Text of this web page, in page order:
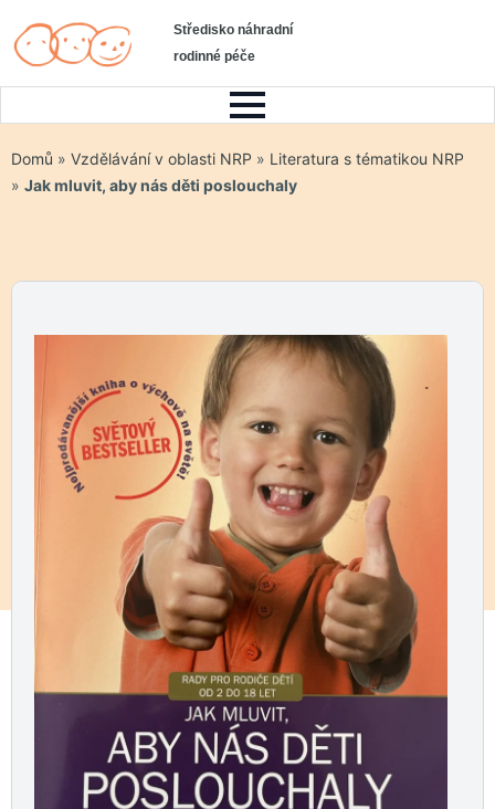
Středisko náhradní
rodinné péče
Domů » Vzdělávání v oblasti NRP » Literatura s tématikou NRP
» Jak mluvit, aby nás děti poslouchaly